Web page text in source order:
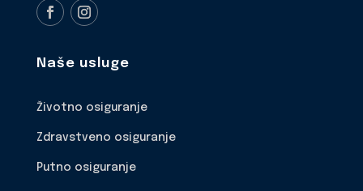
Naše usluge
Životno osiguranje
Zdravstveno osiguranje
Putno osiguranje